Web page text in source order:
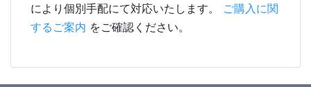
により個別手配にて対応いたします。 ご購入に関
するご案内 をご確認ください。